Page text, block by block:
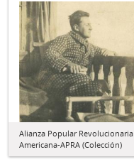
Alianza Popular Revolucionaria
Americana-APRA (Colección)